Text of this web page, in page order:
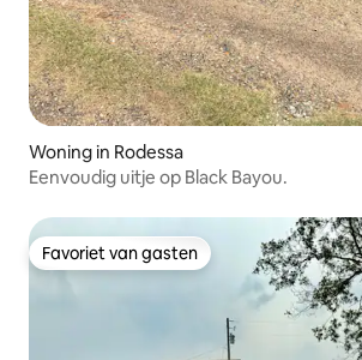
Woning in Rodessa
Eenvoudig uitje op Black Bayou.
Favoriet van gasten
Favoriet van gasten